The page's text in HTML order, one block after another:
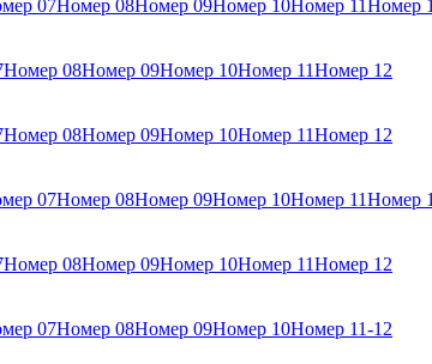
07Номер 08Номер 09Номер 10Номер 11Номер
Номер 08Номер 09Номер 10Номер 11Номер 12
Номер 08Номер 09Номер 10Номер 11Номер 12
07Номер 08Номер 09Номер 10Номер 11Номер
Номер 08Номер 09Номер 10Номер 11Номер 12
07Номер 08Номер 09Номер 10Номер 11-12